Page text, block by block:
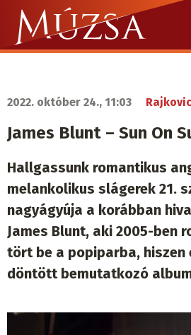
Ugrás
tartalomra
Múzsa.sk
navigáció
2022. október 24., 11:03
James Blunt – Sun On
Hallgassunk romantikus
melankolikus slágerek 21.
nagyágyúja a korábban
James Blunt, aki 2005-ben
tört be a popiparba,
döntött bemutatkozó